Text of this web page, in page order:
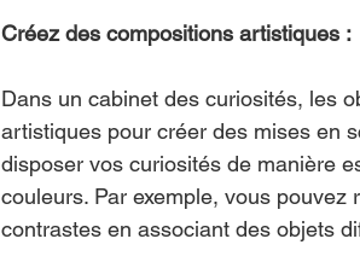
Créez des compositions artistiques :
Dans un cabinet des curiosités, les
artistiques pour créer des mises en
disposer vos curiosités de manière
couleurs. Par exemple, vous
contrastes en associant des objets